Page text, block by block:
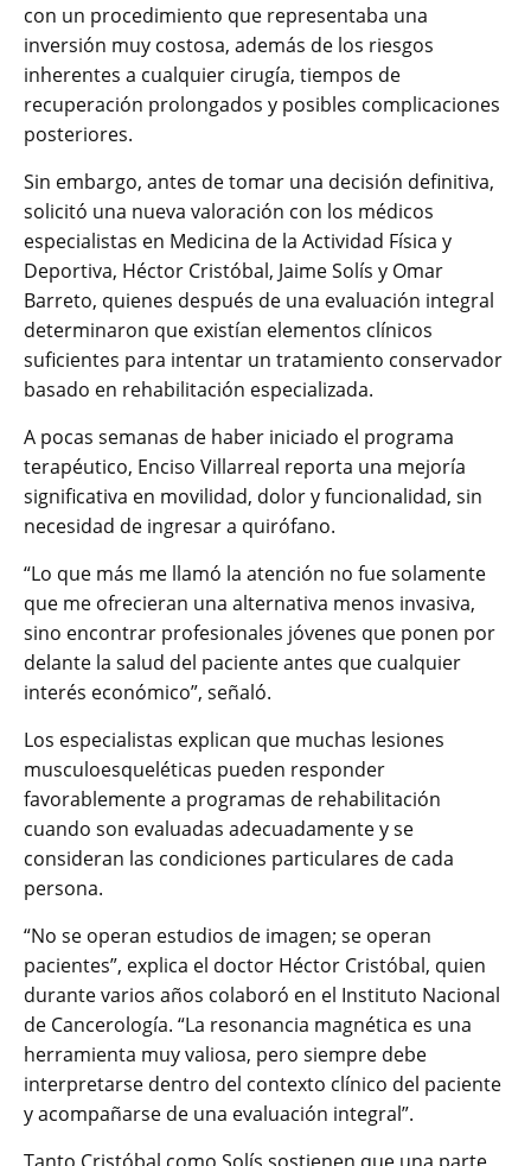
con un procedimiento que representaba una
inversión muy costosa, además de los riesgos
inherentes a cualquier cirugía, tiempos de
recuperación prolongados y posibles complicaciones
posteriores.
Sin embargo, antes de tomar una decisión definitiva,
solicitó una nueva valoración con los médicos
especialistas en Medicina de la Actividad Física y
Deportiva, Héctor Cristóbal, Jaime Solís y Omar
Barreto, quienes después de una evaluación integral
determinaron que existían elementos clínicos
suficientes para intentar un tratamiento conservador
basado en rehabilitación especializada.
A pocas semanas de haber iniciado el programa
terapéutico, Enciso Villarreal reporta una mejoría
significativa en movilidad, dolor y funcionalidad, sin
necesidad de ingresar a quirófano.
“Lo que más me llamó la atención no fue solamente
que me ofrecieran una alternativa menos invasiva,
sino encontrar profesionales jóvenes que ponen por
delante la salud del paciente antes que cualquier
interés económico”, señaló.
Los especialistas explican que muchas lesiones
musculoesqueléticas pueden responder
favorablemente a programas de rehabilitación
cuando son evaluadas adecuadamente y se
consideran las condiciones particulares de cada
persona.
“No se operan estudios de imagen; se operan
pacientes”, explica el doctor Héctor Cristóbal, quien
durante varios años colaboró en el Instituto Nacional
de Cancerología. “La resonancia magnética es una
herramienta muy valiosa, pero siempre debe
interpretarse dentro del contexto clínico del paciente
y acompañarse de una evaluación integral”.